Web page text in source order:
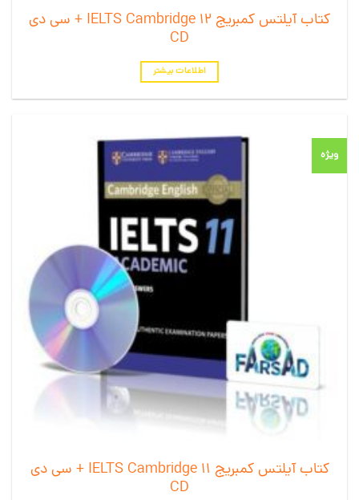
کتاب آیلتس کمبریج 12 IELTS Cambridge + سی دی
CD
اطلاعات بیشتر
ویژه
کتاب آیلتس کمبریج 11 IELTS Cambridge + سی دی
CD